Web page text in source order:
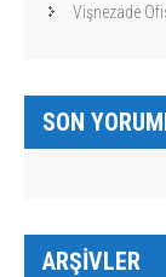
Vişnezade
SON
ARŞIVLER